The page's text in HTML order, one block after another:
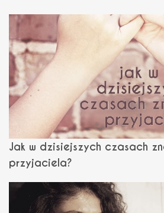
Jak w dzisiejszych czasach
przyjaciela?